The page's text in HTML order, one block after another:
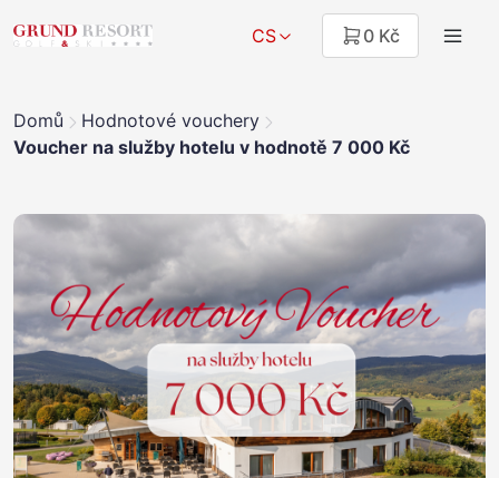
CS 0 Kč
Domů
Hodnotové vouchery
Voucher na služby hotelu v hodnotě 7 000 Kč